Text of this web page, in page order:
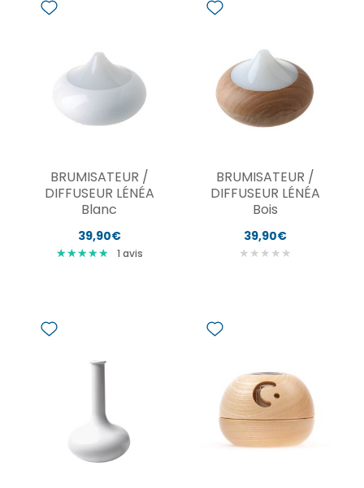
BRUMISATEUR /
DIFFUSEUR LÉNÉA
Blanc
39,90€
★★★★★
★★★★★ 1 avis
BRUMISATEUR /
DIFFUSEUR LÉNÉA
Bois
39,90€
★ ★ ★ ★ ★